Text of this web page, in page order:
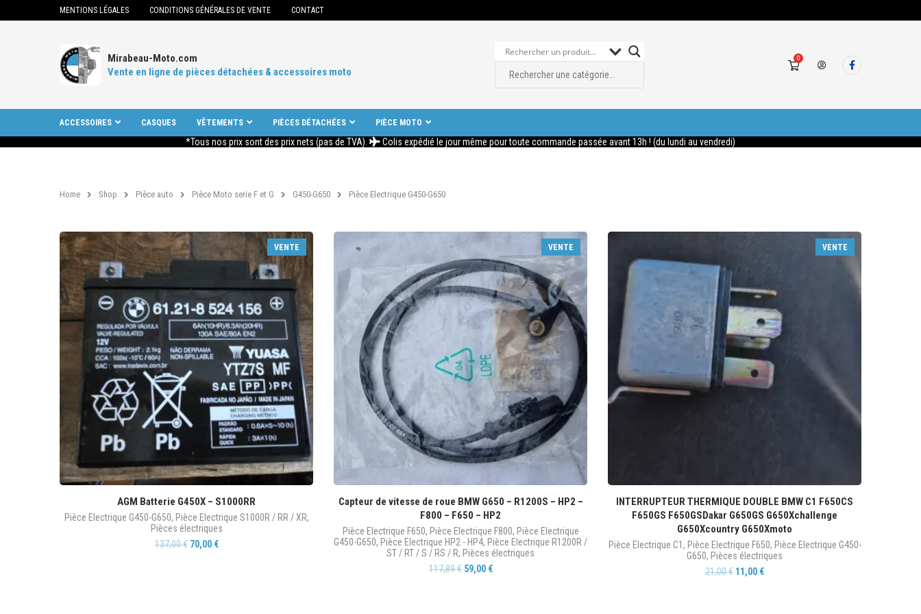
MENTIONS LÉGALES CONDITIONS GÉNÉRALES DE VENTE CONTACT
Mirabeau-Moto.com
Vente en ligne de pièces détachées & accessoires moto
0
ACCESSOIRES CASQUES VÊTEMENTS PIÈCES DÉTACHÉES PIÈCE MOTO
*Tous nos prix sont des prix nets (pas de TVA). Colis expédié le jour même pour toute commande passée avant 13h ! (du lundi au vendredi)
Home Shop Pièce auto Pièce Moto serie F et G G450-G650 Pièce Electrique G450-G650
VENTE
AGM Batterie G450X – S1000RR
Pièce Electrique G450-G650, Pièce Electrique S1000R / RR / XR,
Pièces électriques
137,00€ 70,00 €
VENTE
Capteur de vitesse de roue BMW G650 – R1200S – HP2 –
F800 – F650 – HP2
Pièce Electrique F650, Pièce Electrique F800, Pièce Electrique
G450-G650, Pièce Electrique HP2 - HP4, Pièce Electrique R1200R /
ST / RT / S / RS / R, Pièces électriques
117,89€ 59,00 €
VENTE
INTERRUPTEUR THERMIQUE DOUBLE BMW C1 F650CS
F650GS F650GSDakar G650GS G650Xchallenge
G650Xcountry G650Xmoto
Pièce Electrique C1 , Pièce Electrique F650, Pièce Electrique G450-
G650, Pièces électriques
21,00€ 11,00 €